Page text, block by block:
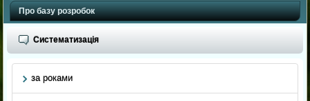
Про базу розробок
Систематизація
за роками